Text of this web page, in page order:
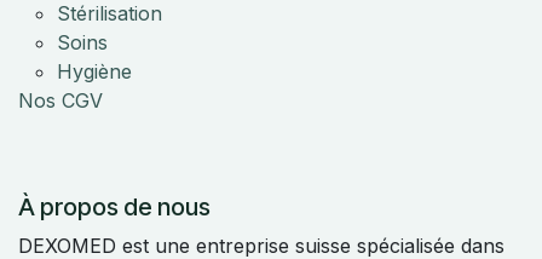
Stérilisation
Soins
Hygiène
Nos CGV
À propos de nous
DEXOMED est une entreprise suisse spécialisée dans